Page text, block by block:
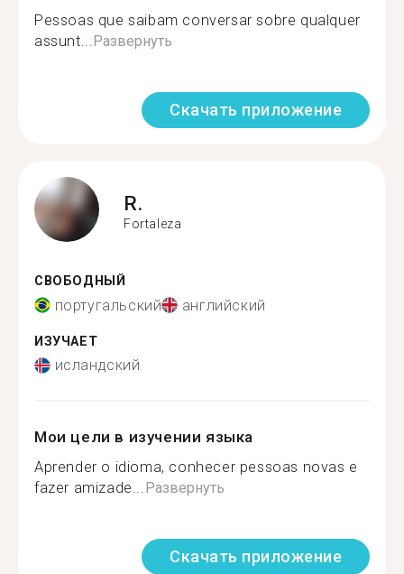
Pessoas que saibam conversar sobre qualquer
assunt...Развернуть
Скачать приложение
R.
Fortaleza
СВОБОДНЫЙ
португальский английский
ИЗУЧАЕТ
исландский
Мои цели в изучении языка
Aprender o idioma, conhecer pessoas novas e
fazer amizade...Развернуть
Скачать приложение